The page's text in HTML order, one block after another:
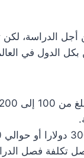
الدراسة، لكن
الدول في
فصل الدراسة